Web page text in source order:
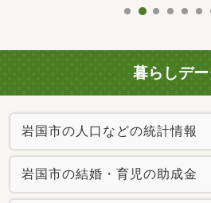
暮らしデー
岩国市の人口などの統計情報
岩国市の結婚・育児の助成金